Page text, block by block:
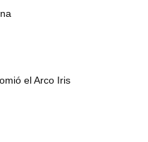
el Arco Iris